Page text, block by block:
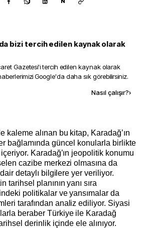
bizi tercih edilen kaynak olarak
Gazetesi'i tercih edilen kaynak olarak
Google'da daha sık görebilirsiniz.
Nasıl çalışır?›
kaleme alınan bu kitap, Karadağ’ın
bağlamında güncel konularla birlikte
Karadağ’ın jeopolitik konumu
cazibe merkezi olmasına da
detaylı bilgilere yer veriliyor.
tarihsel planının yanı sıra
politikalar ve yansımalar da
tarafından analiz ediliyor. Siyasi
beraber Türkiye ile Karadağ
derinlik içinde ele alınıyor.